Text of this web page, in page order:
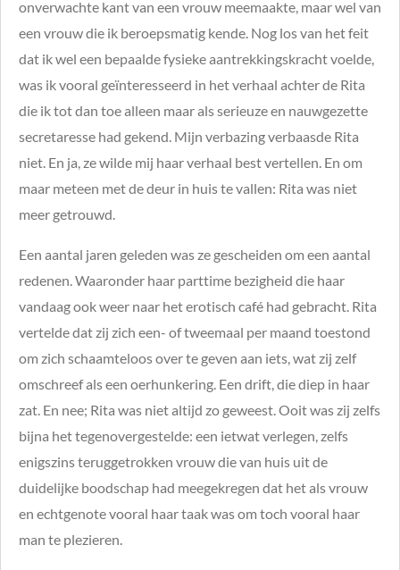
onverwachte kant van een vrouw meemaakte, maar wel van
een vrouw die ik beroepsmatig kende. Nog los van het feit
dat ik wel een bepaalde fysieke aantrekkingskracht voelde,
was ik vooral geïnteresseerd in het verhaal achter de Rita
die ik tot dan toe alleen maar als serieuze en nauwgezette
secretaresse had gekend. Mijn verbazing verbaasde Rita
niet. En ja, ze wilde mij haar verhaal best vertellen. En om
maar meteen met de deur in huis te vallen: Rita was niet
meer getrouwd.
Een aantal jaren geleden was ze gescheiden om een aantal
redenen. Waaronder haar parttime bezigheid die haar
vandaag ook weer naar het erotisch café had gebracht. Rita
vertelde dat zij zich een- of tweemaal per maand toestond
om zich schaamteloos over te geven aan iets, wat zij zelf
omschreef als een oerhunkering. Een drift, die diep in haar
zat. En nee; Rita was niet altijd zo geweest. Ooit was zij zelfs
bijna het tegenovergestelde: een ietwat verlegen, zelfs
enigszins teruggetrokken vrouw die van huis uit de
duidelijke boodschap had meegekregen dat het als vrouw
en echtgenote vooral haar taak was om toch vooral haar
man te plezieren.